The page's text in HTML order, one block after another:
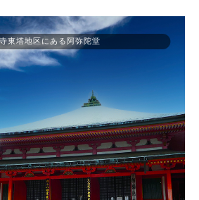
東塔地区にある阿弥陀堂